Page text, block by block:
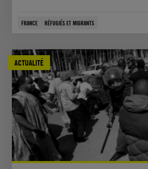
FRANCE RÉFUGIÉS ET MIGRANTS
ACTUALITÉ